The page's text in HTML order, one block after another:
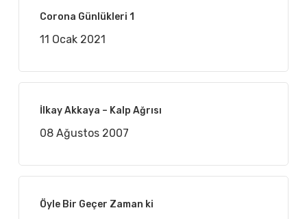
Corona Günlükleri 1
11 Ocak 2021
İlkay Akkaya – Kalp Ağrısı
08 Ağustos 2007
Öyle Bir Geçer Zaman ki